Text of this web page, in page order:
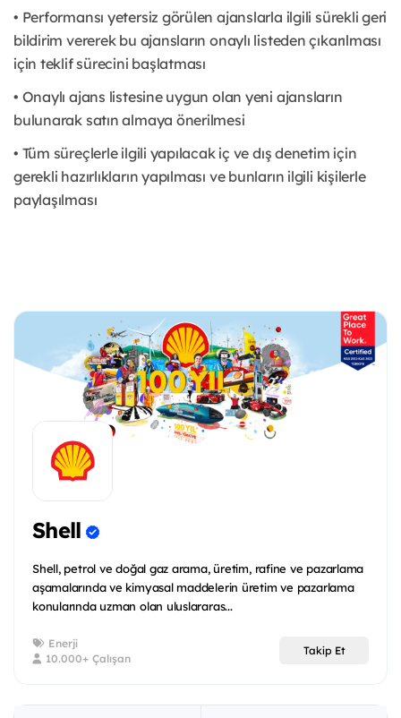
• Performansı yetersiz görülen ajanslarla ilgili sürekli geri
bildirim vererek bu ajansların onaylı listeden çıkarılması
için teklif sürecini başlatması
• Onaylı ajans listesine uygun olan yeni ajansların
bulunarak satın almaya önerilmesi
• Tüm süreçlerle ilgili yapılacak iç ve dış denetim için
gerekli hazırlıkların yapılması ve bunların ilgili kişilerle
paylaşılması
Shell
Shell, petrol ve doğal gaz arama, üretim, rafine ve pazarlama
aşamalarında ve kimyasal maddelerin üretim ve pazarlama
konularında uzman olan uluslararas...
Enerji
10.000+ Çalışan
Takip Et